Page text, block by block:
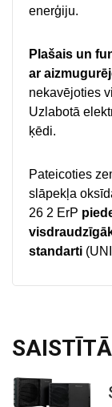
enerģiju.
Plašais un
ar
nekavējoties
Uzlabotā
ķēdi.
Pateicoties
slāpekļa
26 2 ErP
standarti